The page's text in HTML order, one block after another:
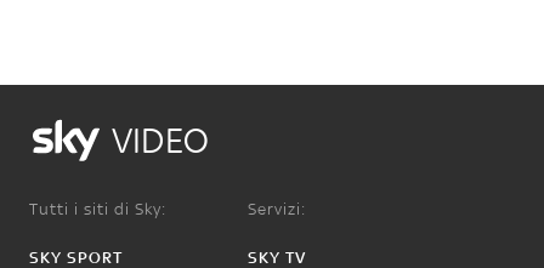
VIDEO
Tutti i siti di Sky:
SKY SPORT
Servizi:
SKY TV